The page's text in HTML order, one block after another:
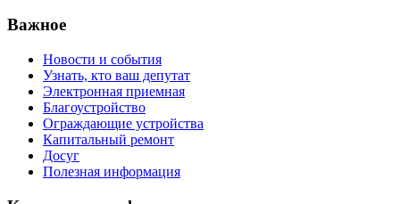
Важное
Новости и события
Узнать, кто ваш депутат
Электронная приемная
Благоустройство
Ограждающие устройства
Капитальный ремонт
Досуг
Полезная информация